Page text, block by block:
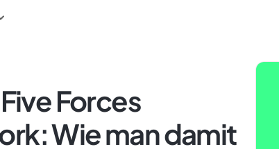
Forces
Wie man damit